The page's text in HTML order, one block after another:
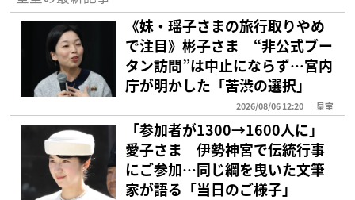
《妹・瑶子さまの旅行取りやめ
で注目》彬子さま “非公式ブー
タン訪問”は中止にならず…宮内
庁が明かした「苦渋の選択」
2026/08/06 12:20 皇室
「参加者が1300→1600人に」
愛子さま 伊勢神宮で伝統行事
にご参加…同じ綱を曳いた文筆
家が語る「当日のご様子」